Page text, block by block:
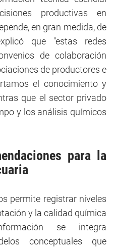
productivas en
en gran medida, de
que "estas redes
de colaboración
de productores e
el conocimiento y
que el sector privado
y los análisis químicos
para la
permite registrar niveles
y la calidad química
se integra
conceptuales que